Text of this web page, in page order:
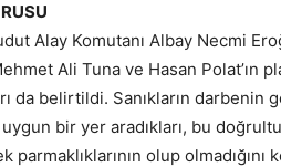
Alay Komutanı Albay Necmi
Ali Tuna ve Hasan Polat’ın
da belirtildi. Sanıkların darbenin
bir yer aradıkları, bu
parmaklıklarının olup